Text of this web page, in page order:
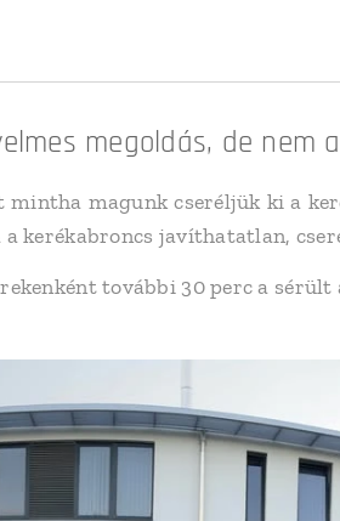
megoldás, de nem
magunk cseréljük ki a
kerékabroncs javíthatatlan,
további 30 perc a